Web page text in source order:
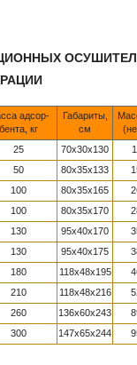
адсор-
бента, кг
Габариты,
см
25 70x30x130
50 80x35x133
100 80x35x165
100 80x35x170
130 95x40x170
130 95x40x175
180 118x48x195
210 118x48x216
260 136x60x243
300 147x65x244